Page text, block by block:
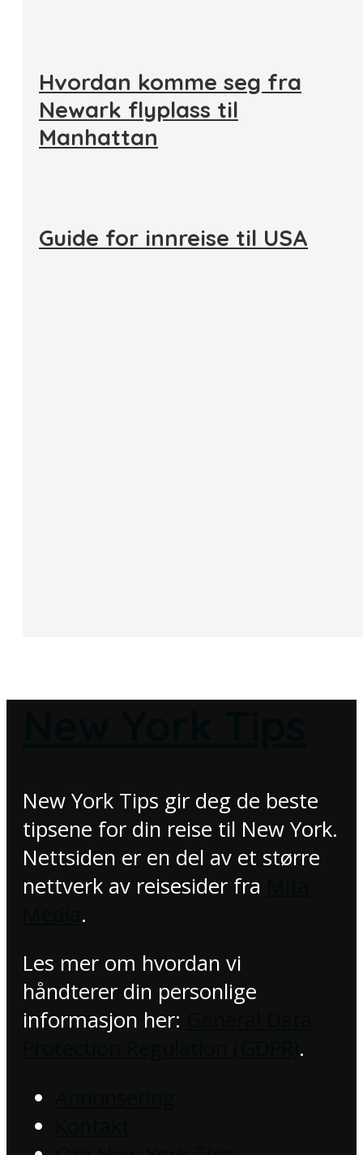
Hvordan komme seg fra
Newark flyplass til
Manhattan
Guide for innreise til USA
New York Tips gir deg de beste
tipsene for din reise til New York.
Nettsiden er en del av et større
nettverk av reisesider fra
.
Les mer om hvordan vi
håndterer din personlige
informasjon her:
.